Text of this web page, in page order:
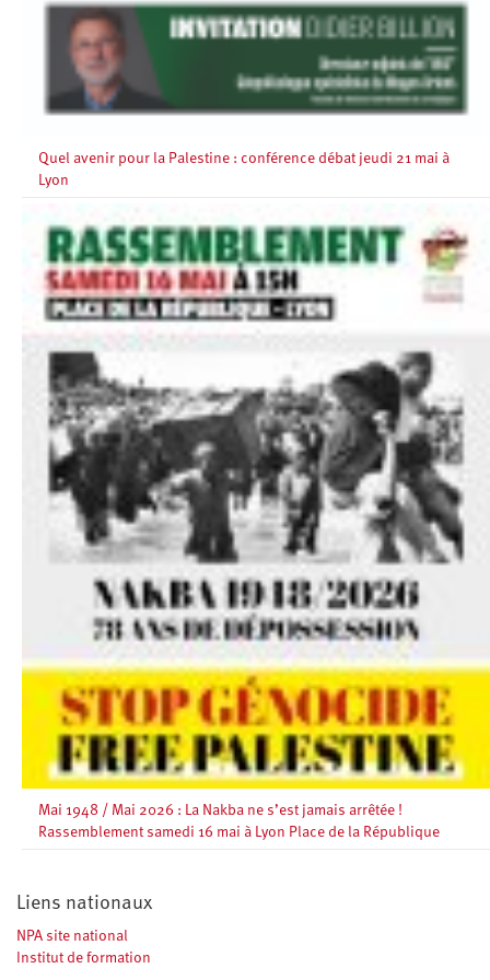
Quel avenir pour la Palestine : conférence débat jeudi 21 mai à
Lyon
Mai 1948 / Mai 2026 : La Nakba ne s’est jamais arrêtée !
Rassemblement samedi 16 mai à Lyon Place de la République
Liens nationaux
NPA site national
Institut de formation